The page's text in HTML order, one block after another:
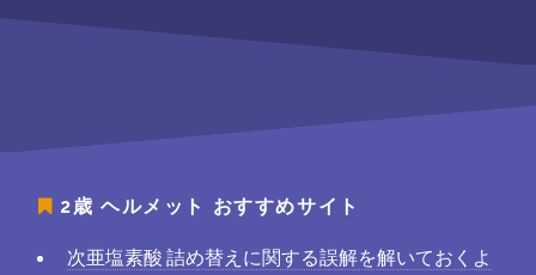
2歳 ヘルメット おすすめサイト
次亜塩素酸 詰め替えに関する誤解を解いておくよ